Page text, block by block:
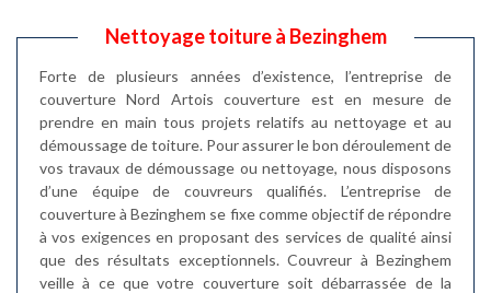
Nettoyage toiture à Bezinghem
Forte de plusieurs années d’existence, l’entreprise de
couverture Nord Artois couverture est en mesure de
prendre en main tous projets relatifs au nettoyage et au
démoussage de toiture. Pour assurer le bon déroulement de
vos travaux de démoussage ou nettoyage, nous disposons
d’une équipe de couvreurs qualifiés. L’entreprise de
couverture à Bezinghem se fixe comme objectif de répondre
à vos exigences en proposant des services de qualité ainsi
que des résultats exceptionnels. Couvreur à Bezinghem
veille à ce que votre couverture soit débarrassée de la